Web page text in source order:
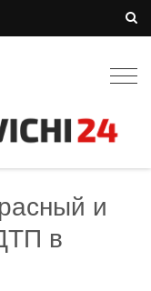
и
в